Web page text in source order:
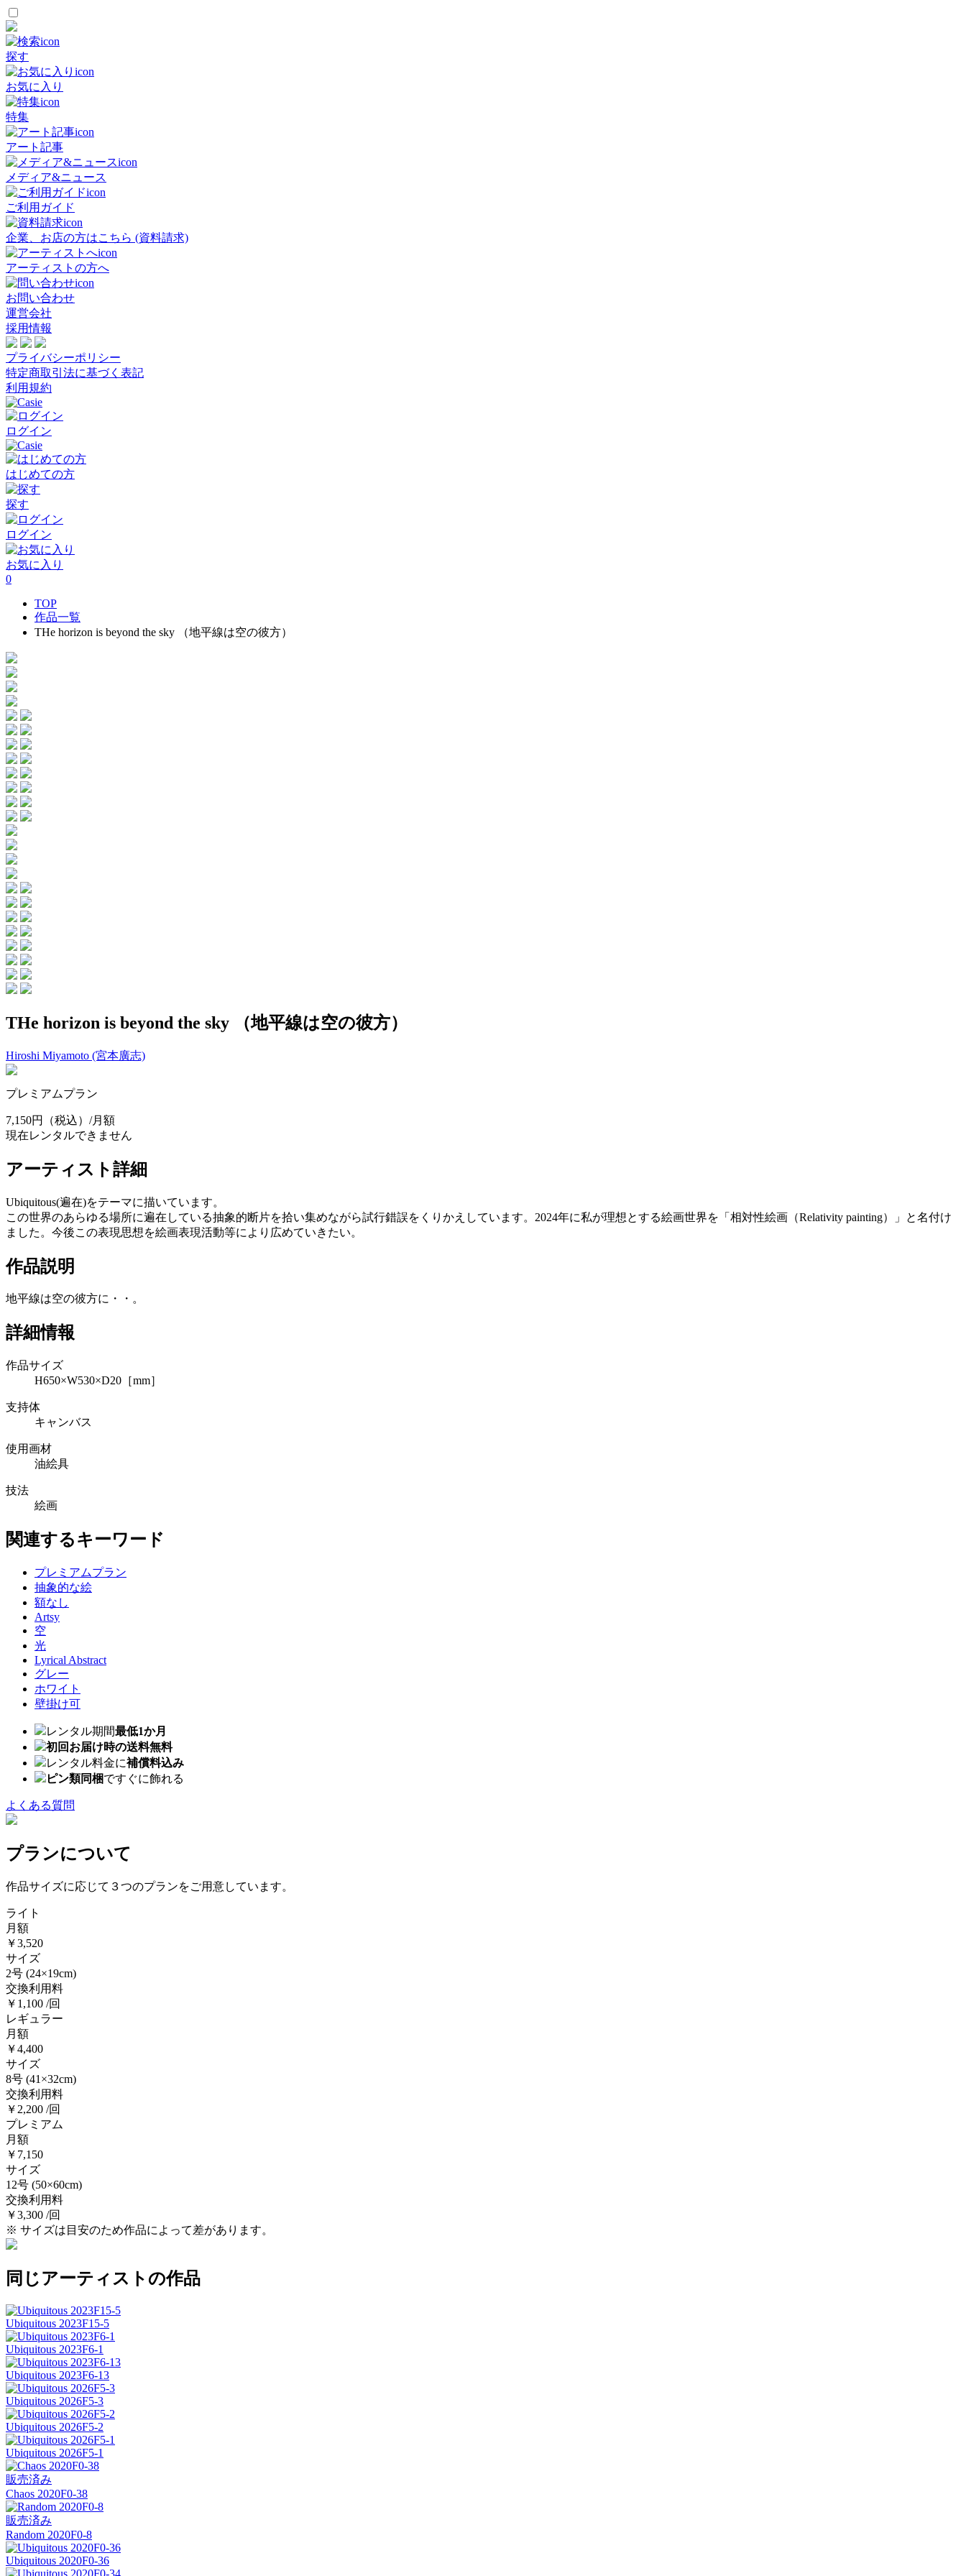
探す
お気に入り
特集
アート記事
メディア&ニュース
ご利用ガイド
企業、お店の方はこちら (資料請求)
アーティストの方へ
お問い合わせ
運営会社
採用情報
プライバシーポリシー
特定商取引法に基づく表記
利用規約
ログイン
はじめての方
探す
ログイン
お気に入り
0
TOP
作品一覧
THe horizon is beyond the sky （地平線は空の彼方）
THe horizon is beyond the sky （地平線は空の彼方）
Hiroshi Miyamoto (宮本廣志)
プレミアムプラン
7,150円
（税込）/月額
現在レンタルできません
アーティスト詳細
Ubiquitous(遍在)をテーマに描いています。
この世界のあらゆる場所に遍在している抽象的断片を拾い集めながら試行錯誤をくりかえしています。2024年に私が理想とする絵画世界を「相対性絵画（Relativity painting）」と名付け
ました。今後この表現思想を絵画表現活動等により広めていきたい。
作品説明
地平線は空の彼方に・・。
詳細情報
作品サイズ
H650×W530×D20［mm］
支持体
キャンバス
使用画材
油絵具
技法
絵画
関連するキーワード
プレミアムプラン
抽象的な絵
額なし
Artsy
空
光
Lyrical Abstract
グレー
ホワイト
壁掛け可
レンタル期間最低1か月
初回お届け時の送料無料
レンタル料金に補償料込み
ピン類同梱ですぐに飾れる
よくある質問
プランについて
作品サイズに応じて３つのプランをご用意しています。
ライト
月額
￥3,520
サイズ
2号 (24×19cm)
交換利用料
￥1,100 /回
レギュラー
月額
￥4,400
サイズ
8号 (41×32cm)
交換利用料
￥2,200 /回
プレミアム
月額
￥7,150
サイズ
12号 (50×60cm)
交換利用料
￥3,300 /回
※ サイズは目安のため作品によって差があります。
同じアーティストの作品
Ubiquitous 2023F15-5
Ubiquitous 2023F6-1
Ubiquitous 2023F6-13
Ubiquitous 2026F5-3
Ubiquitous 2026F5-2
Ubiquitous 2026F5-1
販売済み
Chaos 2020F0-38
販売済み
Random 2020F0-8
Ubiquitous 2020F0-36